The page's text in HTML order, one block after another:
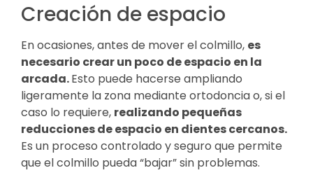
Creación de espacio
En ocasiones, antes de mover el colmillo, es
necesario crear un poco de espacio en la
arcada.Esto puede hacerse ampliando
ligeramente la zona mediante ortodoncia o, si el
caso lo requiere, realizando pequeñas
reducciones de espacio en dientes cercanos.
Es un proceso controlado y seguro que permite
que el colmillo pueda “bajar” sin problemas.